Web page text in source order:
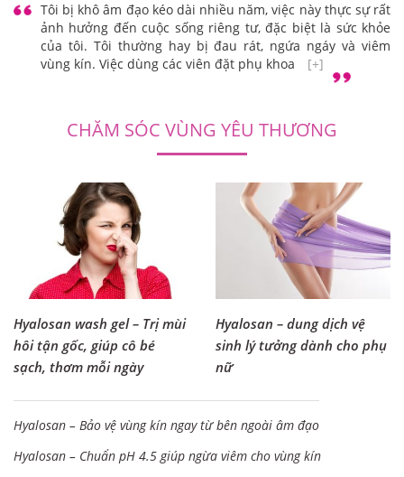
Tôi bị khô âm đạo kéo dài nhiều năm, việc này thực sự rất
ảnh hưởng đến cuộc sống riêng tư, đặc biệt là sức khỏe
của tôi. Tôi thường hay bị đau rát, ngứa ngáy và viêm
vùng kín. Việc dùng các viên đặt phụ khoa
[+]
CHĂM SÓC VÙNG YÊU THƯƠNG
Hyalosan wash gel – Trị mùi
hôi tận gốc, giúp cô bé
sạch, thơm mỗi ngày
Hyalosan – dung dịch vệ
sinh lý tưởng dành cho phụ
nữ
Hyalosan – Bảo vệ vùng kín ngay từ bên ngoài âm đạo
Hyalosan – Chuẩn pH 4.5 giúp ngừa viêm cho vùng kín